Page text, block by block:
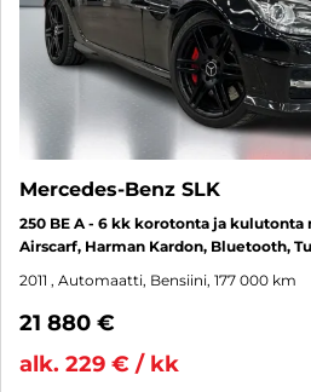
Mercedes-Benz SLK
250 BE A - 6 kk korotonta ja kulutonta
Airscarf, Harman Kardon, Bluetooth,
2011 , Automaatti, Bensiini, 177 000 km
21 880 €
alk. 229 € / kk